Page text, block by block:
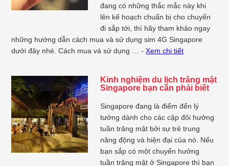
đang có những thắc mắc này khi
lên kế hoạch chuẩn bị cho chuyến
đi sắp tới, thì hãy tham khảo ngay
những hướng dẫn cách mua và sử dụng sim 4G Singapore
dưới đây nhé. Cách mua và sử dụng … -Xem chi tiết
Kinh nghiệm du lịch trăng mật
Singapore bạn cần phải biết
Singapore đang là điểm đến lý
tưởng dành cho các cặp đôi hưởng
tuần trăng mật bởi sự trẻ trung
năng động và hiện đại của nó. Nếu
bạn sắp có một chuyến hưởng
tuần trăng mật ở Singapore thì bạn